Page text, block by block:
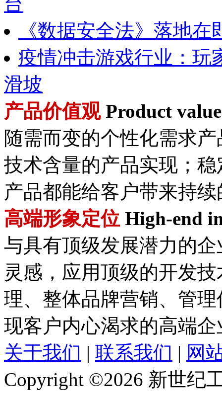
《数据安全法》落地
疫情冲击游戏行业：玩
滑坡
产品价值观Product
随需而变的个性化需求
技术含量的产品实现；
产品都能给客户带来持
高端形象定位 High-end
与具有顶级发展潜力的
灵感，应用顶级的开发
理、整体品牌营销、管
现客户内心渴求的高端
关于我们 | 联系我们 | 网
Copyright ©2026 新世纪